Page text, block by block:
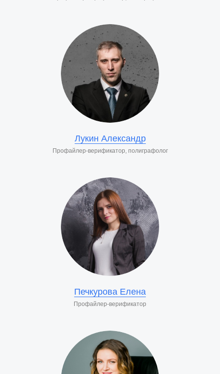
Лукин Александр
Профайлер-верификатор, полиграфолог
Печкурова Елена
Профайлер-верификатор